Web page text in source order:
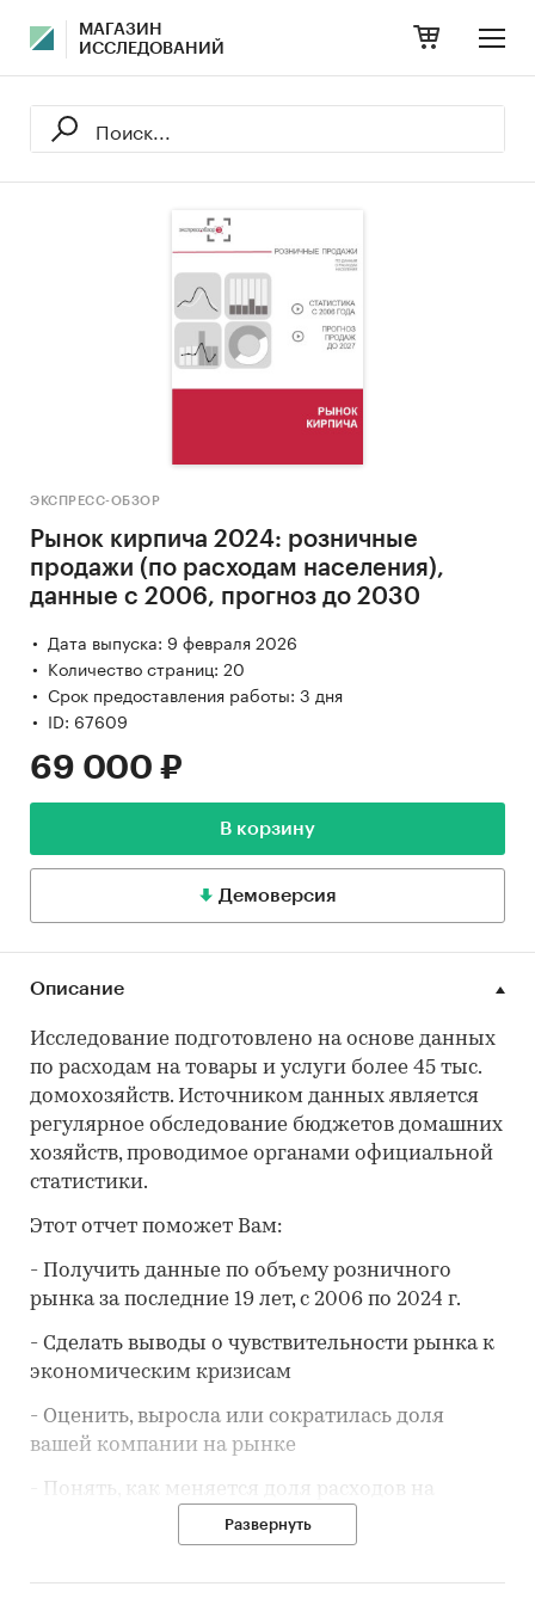
МАГАЗИН
ИССЛЕДОВАНИЙ
ЭКСПРЕСС-ОБЗОР
Рынок кирпича 2024: розничные
продажи (по расходам населения),
данные с 2006, прогноз до 2030
Дата выпуска: 9 февраля 2026
Количество страниц: 20
Срок предоставления работы: 3 дня
ID: 67609
69 000 ₽
В корзину
Демоверсия
Описание
Исследование подготовлено на основе данных
по расходам на товары и услуги более 45 тыс.
домохозяйств. Источником данных является
регулярное обследование бюджетов домашних
хозяйств, проводимое органами официальной
статистики.
Этот отчет поможет Вам:
- Получить данные по объему розничного
рынка за последние 19 лет, с 2006 по 2024 г.
- Сделать выводы о чувствительности рынка к
экономическим кризисам
- Оценить, выросла или сократилась доля
вашей компании на рынке
- Понять, как меняется доля расходов на
в потребительской корзине
Развернуть